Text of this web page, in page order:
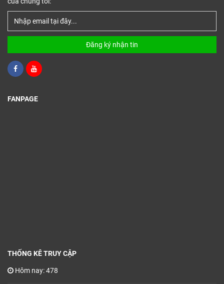
Đăng ký nhận tin
FANPAGE
THỐNG KÊ TRUY CẬP
Hôm nay: 478